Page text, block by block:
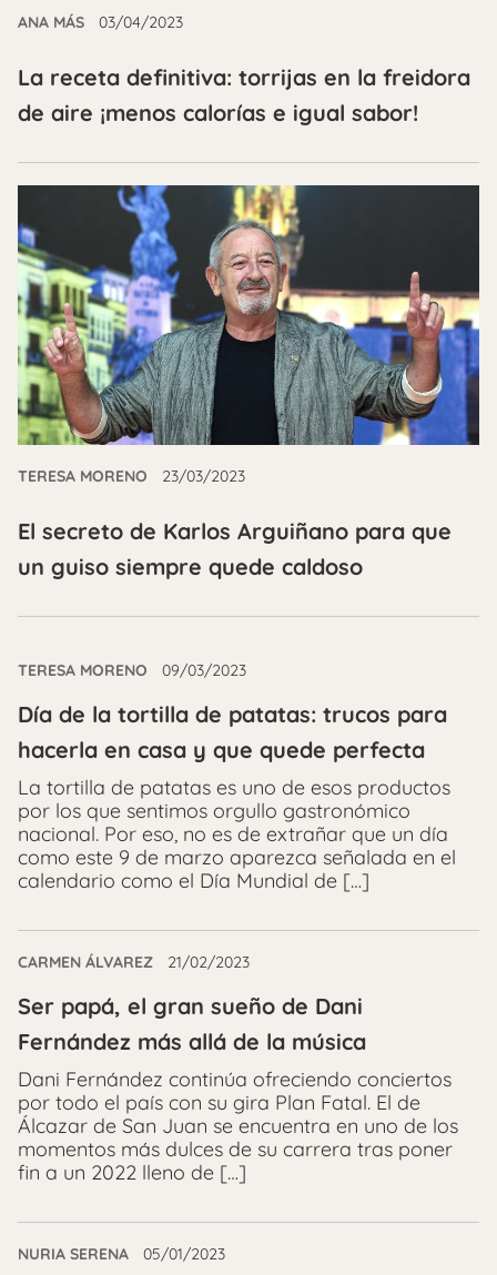
ANA MÁS 03/04/2023
La receta definitiva: torrijas en la freidora
de aire ¡menos calorías e igual sabor!
TERESA MORENO 23/03/2023
El secreto de Karlos Arguiñano para que
un guiso siempre quede caldoso
TERESA MORENO 09/03/2023
Día de la tortilla de patatas: trucos para
hacerla en casa y que quede perfecta
La tortilla de patatas es uno de esos productos
por los que sentimos orgullo gastronómico
nacional. Por eso, no es de extrañar que un día
como este 9 de marzo aparezca señalada en el
calendario como el Día Mundial de […]
CARMEN ÁLVAREZ 21/02/2023
Ser papá, el gran sueño de Dani
Fernández más allá de la música
Dani Fernández continúa ofreciendo conciertos
por todo el país con su gira Plan Fatal. El de
Álcazar de San Juan se encuentra en uno de los
momentos más dulces de su carrera tras poner
fin a un 2022 lleno de […]
NURIA SERENA 05/01/2023